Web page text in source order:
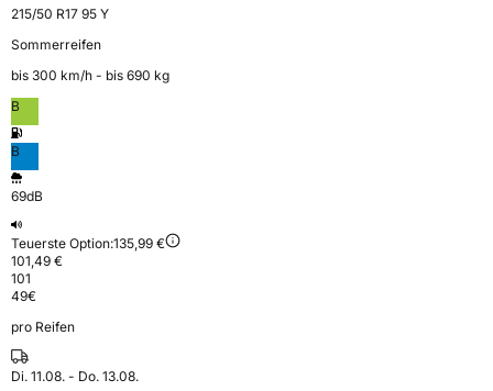
215/50 R17 95 Y
Sommerreifen
bis 300 km⁠/⁠h - bis 690 kg
B
B
69dB
Teuerste Option:135,99 €
101,49 €
101
49€
pro Reifen
Di. 11.08. - Do. 13.08.